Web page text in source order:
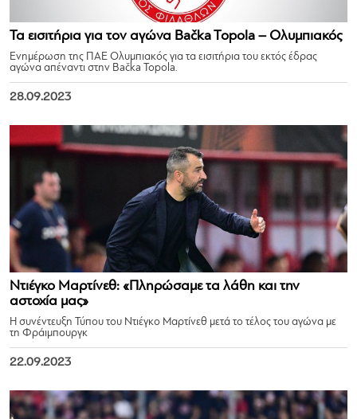
Τα εισιτήρια για τον αγώνα Bačka Topola – Ολυμπιακός
Ενημέρωση της ΠΑΕ Ολυμπιακός για τα εισιτήρια του εκτός έδρας
αγώνα απέναντι στην Bačka Topola.
28.09.2023
Ντιέγκο Μαρτίνεθ: «Πληρώσαμε τα λάθη και την
αστοχία μας»
Η συνέντευξη Τύπου του Ντιέγκο Μαρτίνεθ μετά το τέλος του αγώνα με
τη Φράιμπουργκ
22.09.2023